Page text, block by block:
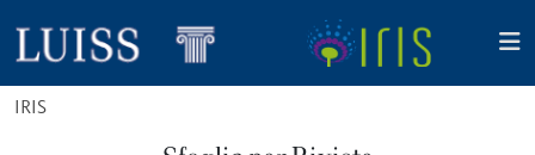
IRIS